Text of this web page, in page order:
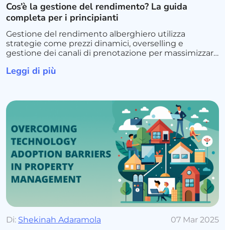
Cos’è la gestione del rendimento? La guida
completa per i principianti
Gestione del rendimento alberghiero utilizza
strategie come prezzi dinamici, overselling e
gestione dei canali di prenotazione per massimizzare
offerta.
Leggi di più
Di: Shekinah Adaramola 07 Mar 2025